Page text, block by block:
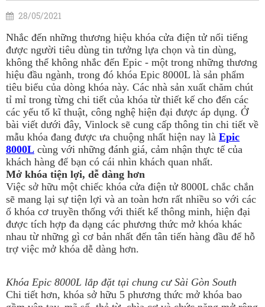
28/05/2021
Nhắc đến những thương hiệu khóa cửa điện tử nổi tiếng
được người tiêu dùng tin tưởng lựa chọn và tin dùng,
không thể không nhắc đến Epic - một trong những thương
hiệu đầu ngành, trong đó khóa Epic 8000L là sản phẩm
tiêu biểu của dòng khóa này. Các nhà sản xuất chăm chút
tỉ mỉ trong từng chi tiết của khóa từ thiết kế cho đến các
các yếu tố kĩ thuật, công nghệ hiện đại được áp dụng. Ở
bài viết dưới đây, Vinlock sẽ cung cấp thông tin chi tiết về
mẫu khóa đang được ưa chuộng nhất hiện nay là Epic
8000L cùng với những đánh giá, cảm nhận thực tế của
khách hàng để bạn có cái nhìn khách quan nhất.
Mở khóa tiện lợi, dễ dàng hơn
Việc sở hữu một chiếc khóa cửa điện tử 8000L chắc chắn
sẽ mang lại sự tiện lợi và an toàn hơn rất nhiều so với các
ổ khóa cơ truyền thống với thiết kế thông minh, hiện đại
được tích hợp đa dạng các phương thức mở khóa khác
nhau từ những gì cơ bản nhất đến tân tiến hàng đầu để hỗ
trợ việc mở khóa dễ dàng hơn.
Khóa Epic 8000L lắp đặt tại chung cư Sài Gòn South
Chi tiết hơn, khóa sở hữu 5 phương thức mở khóa bao